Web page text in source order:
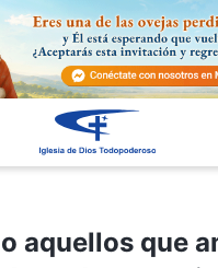
aquellos que